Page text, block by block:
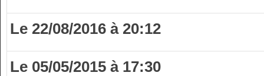
Le 22/08/2016 à 20:12
Le 05/05/2015 à 17:30